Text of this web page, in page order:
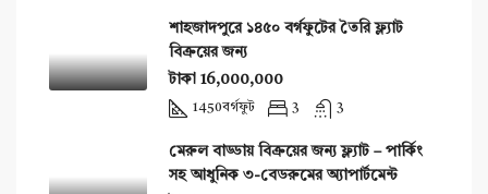
শাহজাদপুরে ১৪৫০ বর্গফুটের তৈরি ফ্ল্যাট
বিক্রয়ের জন্য
টাকা 16,000,000
1450বর্গফুট 3 3
মেরুল বাড্ডায় বিক্রয়ের জন্য ফ্ল্যাট – পার্কিং
সহ আধুনিক ৩-বেডরুমের অ্যাপার্টমেন্ট